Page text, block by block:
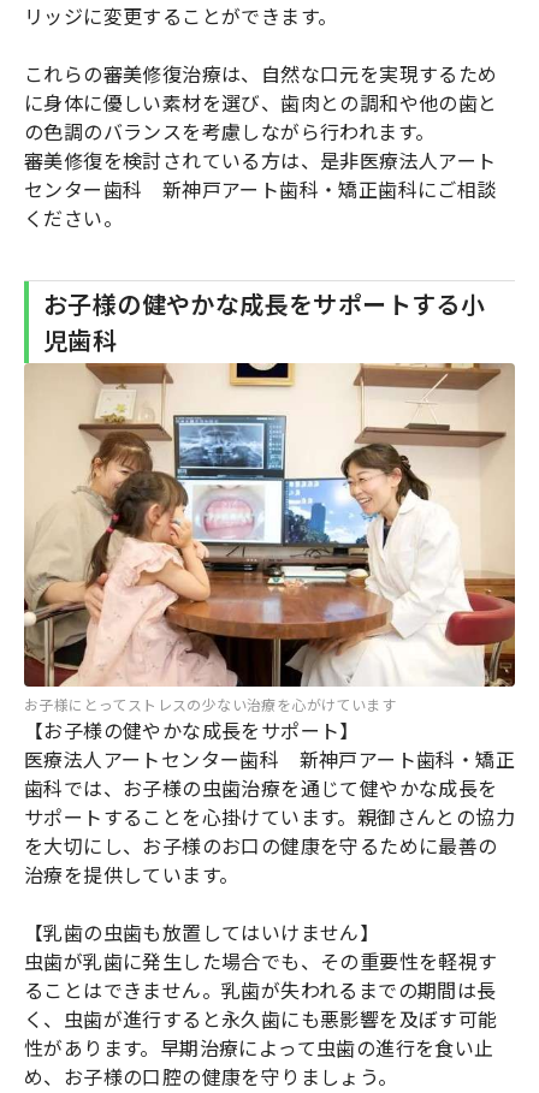
リッジに変更することができます。
これらの審美修復治療は、自然な口元を実現するため
に身体に優しい素材を選び、歯肉との調和や他の歯と
の色調のバランスを考慮しながら行われます。
審美修復を検討されている方は、是非医療法人アート
センター歯科 新神戸アート歯科・矯正歯科にご相談
ください。
お子様の健やかな成長をサポートする小
児歯科
お子様にとってストレスの少ない治療を心がけています
【お子様の健やかな成長をサポート】
医療法人アートセンター歯科 新神戸アート歯科・矯正
歯科では、お子様の虫歯治療を通じて健やかな成長を
サポートすることを心掛けています。親御さんとの協力
を大切にし、お子様のお口の健康を守るために最善の
治療を提供しています。
【乳歯の虫歯も放置してはいけません】
虫歯が乳歯に発生した場合でも、その重要性を軽視す
ることはできません。乳歯が失われるまでの期間は長
く、虫歯が進行すると永久歯にも悪影響を及ぼす可能
性があります。早期治療によって虫歯の進行を食い止
め、お子様の口腔の健康を守りましょう。